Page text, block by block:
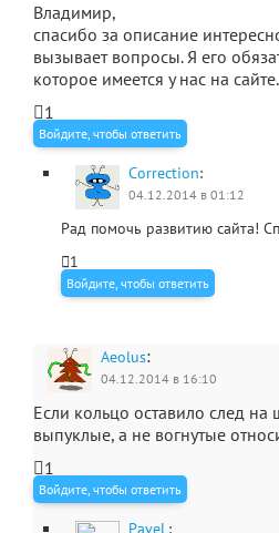
Владимир,
спасибо за описание
вызывает вопросы. Я его
которое имеется у нас на сайте.
1
Войдите, чтобы ответить
Correction:
04.12.2014 в 01:12
Рад помочь развитию сайта!
1
Войдите, чтобы ответить
Aeolus:
04.12.2014 в 16:10
Если кольцо оставило след
выпуклые, а не вогнутые
1
Войдите, чтобы ответить
PaveL: